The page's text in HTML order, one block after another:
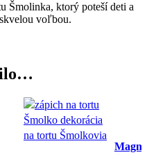
Šmolinka, ktorý poteší deti a
voľbou.